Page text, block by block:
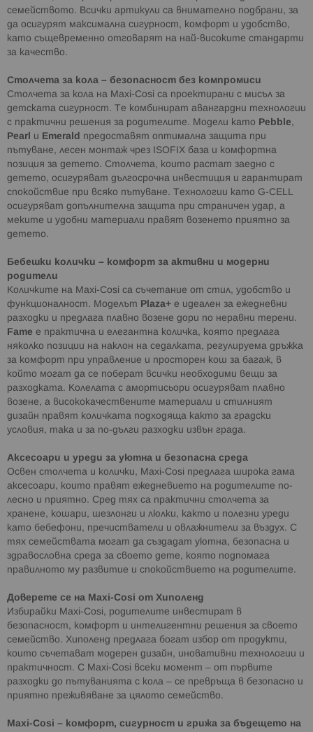
семейството. Всички артикули са внимателно подбрани, за
да осигурят максимална сигурност, комфорт и удобство,
като същевременно отговарят на най-високите стандарти
за качество.
Столчета за кола – безопасност без компромиси
Столчета за кола на Maxi-Cosi са проектирани с мисъл за
детската сигурност. Те комбинират авангардни технологии
с практични решения за родителите. Модели като
Pebble,
Pearl
и Emerald
предоставят оптимална защита при
пътуване, лесен монтаж чрез ISOFIX база и комфортна
позиция за детето. Столчета, които растат заедно с
детето, осигуряват дългосрочна инвестиция и гарантират
спокойствие при всяко пътуване. Технологии като G-CELL
осигуряват допълнителна защита при страничен удар, а
меките и удобни материали правят возенето приятно за
детето.
Бебешки колички – комфорт за активни и модерни
родители
Количките на Maxi-Cosi са съчетание от стил, удобство и
функционалност. Моделът
Plaza+ е идеален за ежедневни
разходки и предлага плавно возене дори по неравни терени.
Fame е практична и елегантна количка, която предлага
няколко позиции на наклон на седалката, регулируема дръжка
за комфорт при управление и просторен кош за багаж, в
който могат да се поберат всички необходими вещи за
разходката. Колелата с амортисьори осигуряват плавно
возене, а висококачествените материали и стилният
дизайн правят количката подходяща както за градски
условия, така и за по-дълги разходки извън града.
Аксесоари и уреди за уютна и безопасна среда
Освен столчета и колички, Maxi-Cosi предлага широка гама
аксесоари, които правят ежедневието на родителите по-
лесно и приятно. Сред тях са практични столчета за
хранене, кошари, шезлонги и люлки, както и полезни уреди
като бебефони, пречистватели и овлажнители за въздух. С
тях семействата могат да създадат уютна, безопасна и
здравословна среда за своето дете, която подпомага
правилното му развитие и спокойствието на родителите.
Доверете се на Maxi-Cosi от Хиполенд
Избирайки Maxi-Cosi, родителите инвестират в
безопасност, комфорт и интелигентни решения за своето
семейство. Хиполенд предлага богат избор от продукти,
които съчетават модерен дизайн, иновативни технологии и
практичност. С Maxi-Cosi всеки момент – от първите
разходки до пътуванията с кола – се превръща в безопасно и
приятно преживяване за цялото семейство.
Maxi-Cosi – комфорт, сигурност и грижа за бъдещето на